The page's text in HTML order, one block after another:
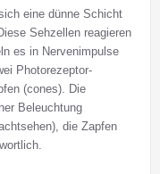
eine dünne Schicht
Sehzellen reagieren
es in Nervenimpulse
Photorezeptor-
(cones). Die
Beleuchtung
die Zapfen